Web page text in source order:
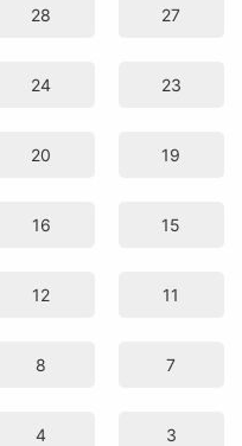
28 27
24 23
20 19
16 15
12 11
8 7
4 3